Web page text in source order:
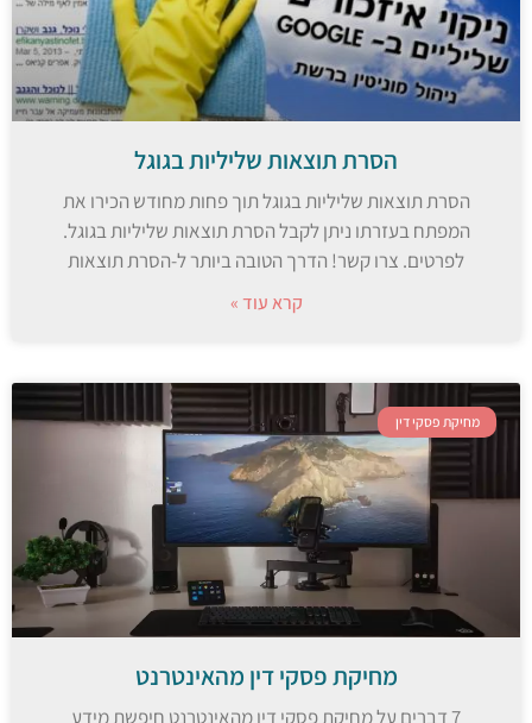
הסרת תוצאות שליליות בגוגל
הסרת תוצאות שליליות בגוגל תוך פחות מחודש הכירו את
המפתח בעזרתו ניתן לקבל הסרת תוצאות שליליות בגוגל.
לפרטים. צרו קשר! הדרך הטובה ביותר ל-הסרת תוצאות
קרא עוד »
מחיקת פסקי דין
מחיקת פסקי דין מהאינטרנט
7 דברים על מחיקת פסקי דין מהאינטרנט חיפשת מידע